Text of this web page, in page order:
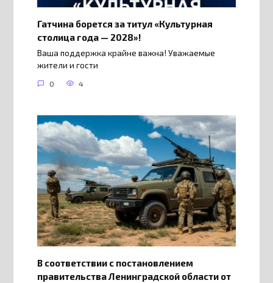
Гатчина борется за титул «Культурная
столица года — 2028»!
Ваша поддержка крайне важна! Уважаемые
жители и гости
0 4
В соответствии с постановлением
правительства Ленинградской области от